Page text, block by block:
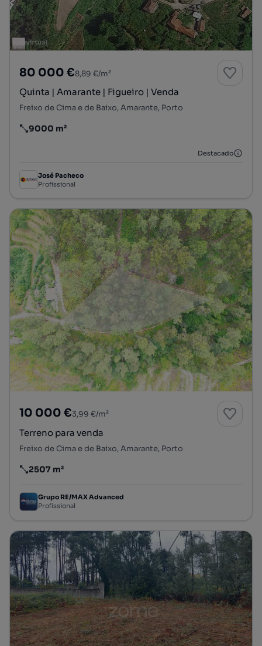
80 000 €8,89 €/m²
Quinta | Amarante | Figueiro | Venda
Freixo de Cima e de Baixo, Amarante, Porto
Preço por metro quadrado
9000 m²
Destacado
José Pacheco
Profissional
10 000 €3,99 €/m²
Terreno para venda
Freixo de Cima e de Baixo, Amarante, Porto
Preço por metro quadrado
2507 m²
Grupo RE/MAX Advanced
Profissional